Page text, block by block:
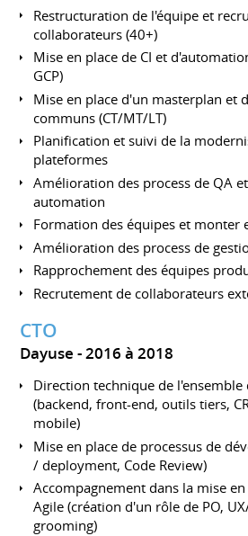
Restructuration de l'équipe et
collaborateurs (40+)
Mise en place de CI et
GCP)
Mise en place d'un masterplan et
communs (CT/MT/LT)
Planification et suivi de la
plateformes
Amélioration des process de QA
automation
Formation des équipes et monter
Amélioration des process de
Rapprochement des équipes
Recrutement de collaborateurs
CTO
Dayuse 2016 à 2018
Direction technique de
(backend, front-end, outils tiers,
mobile)
Mise en place de processus de
/ deployment, Code Review)
Accompagnement dans la mise
Agile (création d'un rôle de PO,
grooming)